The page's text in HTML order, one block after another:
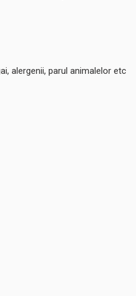
alergenii, parul animalelor etc